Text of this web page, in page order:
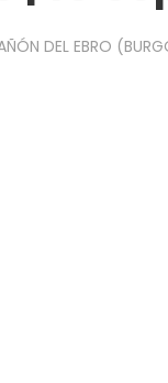
DEL EBRO